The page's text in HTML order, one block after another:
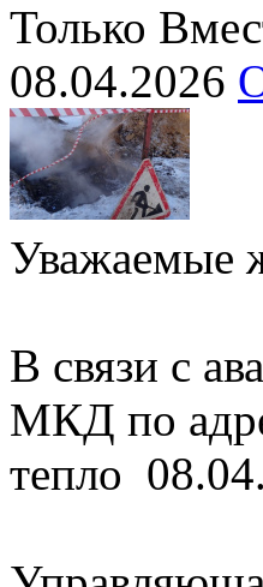
Только
08.04.2026
Уважаемые
В связи с
МКД по
тепло